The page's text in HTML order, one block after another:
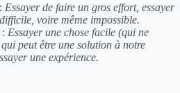
: Essayer de faire un gros effort, essayer
voire même impossible.
: Essayer une chose facile (qui ne
peut être une solution à notre
une expérience.